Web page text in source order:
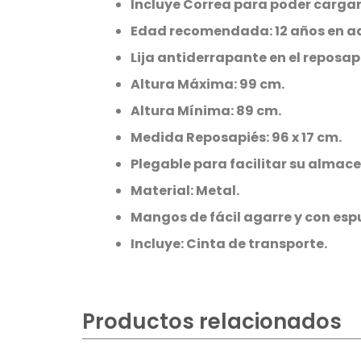
Incluye Correa para poder
Edad recomendada: 12 años en
Lija antiderrapante en el
Altura Máxima: 99 cm.
Altura Mínima: 89 cm.
Medida Reposapiés: 96 x 17 cm.
Plegable para facilitar su
Material: Metal.
Mangos de fácil agarre y con
Incluye: Cinta de transporte.
Productos relacionados